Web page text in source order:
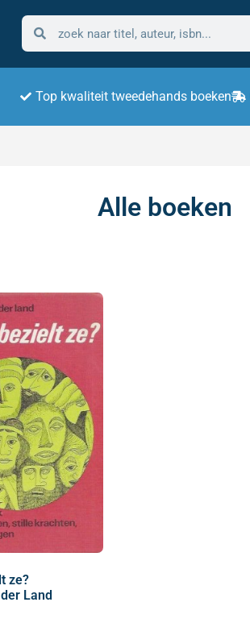
Top kwaliteit tweedehands boeken
Alle boeken
ze?
Land